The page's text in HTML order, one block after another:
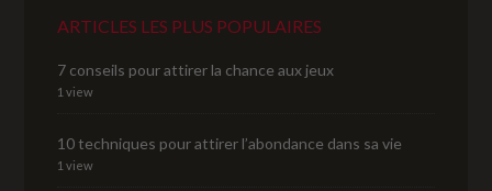
ARTICLES LES PLUS POPULAIRES
7 conseils pour attirer la chance aux jeux
1 view
10 techniques pour attirer l’abondance dans sa vie
1 view